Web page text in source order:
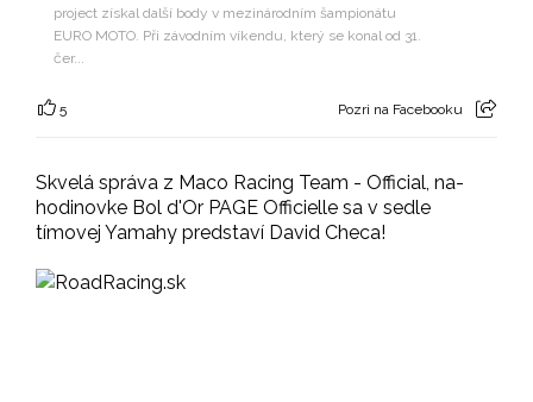
project získal další body v mezinárodním šampionátu
EURO MOTO. Při závodním víkendu, který se konal od 31.
čer...
5 Pozri na Facebooku
Skvelá správa z Maco Racing Team - Official, na-
hodinovke Bol d'Or PAGE Officielle sa v sedle
tímovej Yamahy predstaví David Checa!